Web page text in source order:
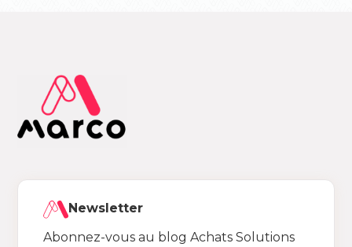
Newsletter
Abonnez-vous au blog Achats Solutions